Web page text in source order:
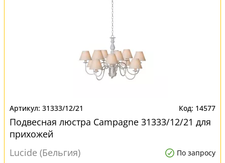
31333/12/21 14577
Подвесная люстра Campagne 31333/12/21 для
прихожей
Lucide (Бельгия)
По запросу